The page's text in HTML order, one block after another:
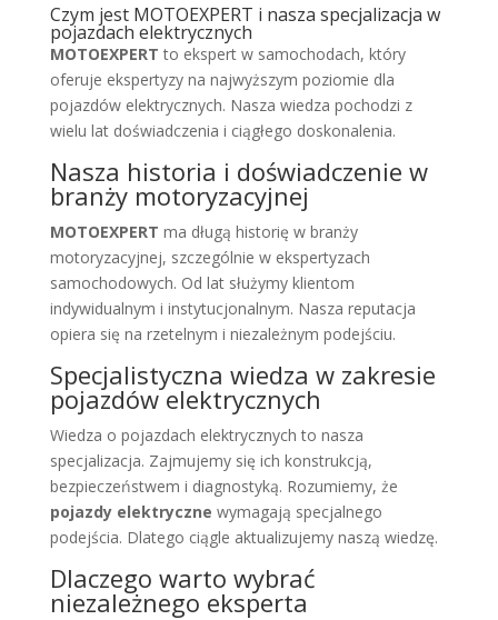
Czym jest MOTOEXPERT i nasza specjalizacja w
pojazdach elektrycznych
MOTOEXPERT to ekspert w samochodach, który
oferuje ekspertyzy na najwyższym poziomie dla
pojazdów elektrycznych. Nasza wiedza pochodzi z
wielu lat doświadczenia i ciągłego doskonalenia.
Nasza historia i doświadczenie w
branży motoryzacyjnej
MOTOEXPERT ma długą historię w branży
motoryzacyjnej, szczególnie w ekspertyzach
samochodowych. Od lat służymy klientom
indywidualnym i instytucjonalnym. Nasza reputacja
opiera się na rzetelnym i niezależnym podejściu.
Specjalistyczna wiedza w zakresie
pojazdów elektrycznych
Wiedza o pojazdach elektrycznych to nasza
specjalizacja. Zajmujemy się ich konstrukcją,
bezpieczeństwem i diagnostyką. Rozumiemy, że
pojazdy elektryczne wymagają specjalnego
podejścia. Dlatego ciągle aktualizujemy naszą wiedzę.
Dlaczego warto wybrać
niezależnego eksperta